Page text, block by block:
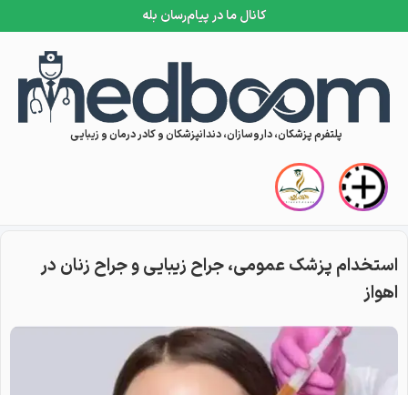
کانال ما در پیام‌رسان بله
Skip to content
پلتفرم پزشکان، داروسازان، دندانپزشکان و کادر درمان و زیبایی
استخدام پزشک عمومی، جراح زیبایی و جراح زنان در
اهواز